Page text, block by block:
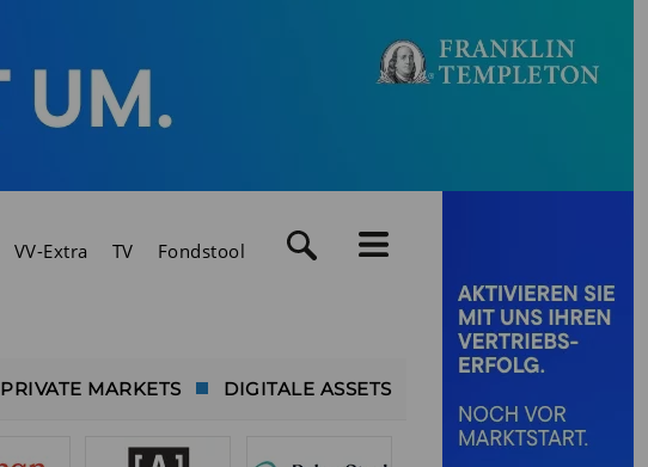
VV-Extra TV Fondstool
PRIVATE MARKETS DIGITALE ASSETS